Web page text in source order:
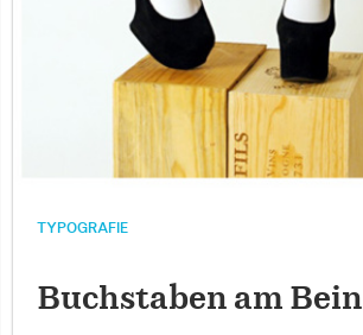
TYPOGRAFIE
Buchstaben am Bein